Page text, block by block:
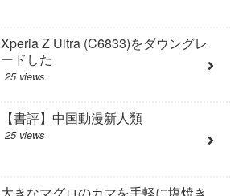
Xperia Z Ultra (C6833)をダウングレ
ードした
25 views
【書評】中国動漫新人類
25 views
大きなマグロのカマを手軽に塩焼き